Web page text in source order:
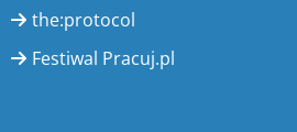
the:protocol
Festiwal Pracuj.pl